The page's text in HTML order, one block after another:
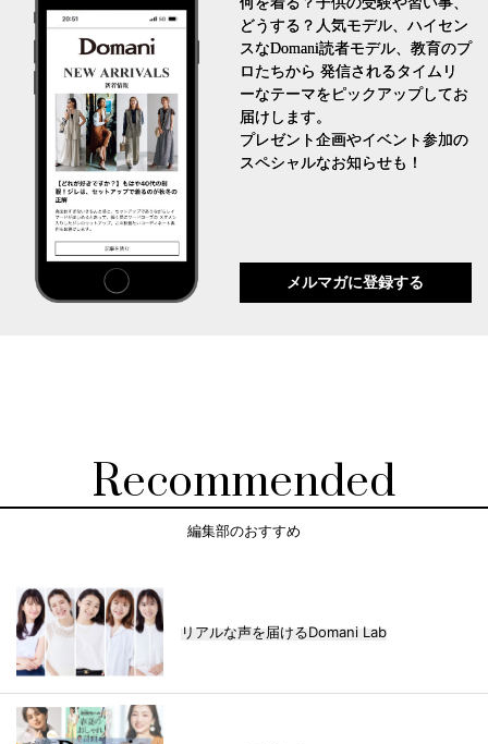
どうする？人気モデル、ハイセン
スなDomani読者モデル、教育のプ
ロたちから 発信されるタイムリ
ーなテーマをピックアップしてお
届けします。
プレゼント企画やイベント参加の
スペシャルなお知らせも！
メルマガに登録する
Recommended
編集部のおすすめ
リアルな声を届けるDomani Lab